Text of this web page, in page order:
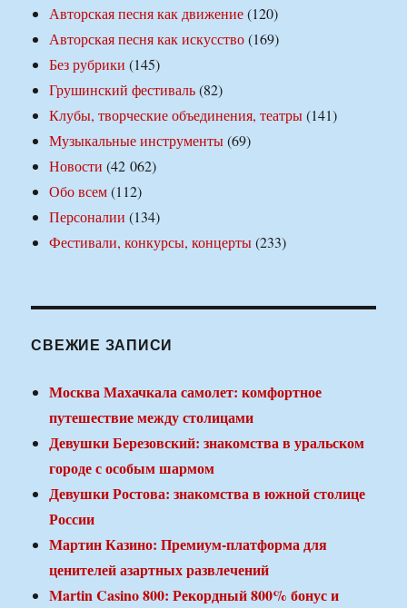
Авторская песня как движение(120)
Авторская песня как искусство(169)
Без рубрики (145)
Грушинский фестиваль(82)
Клубы, творческие объединения, театры(141)
Музыкальные инструменты(69)
Новости (42 062)
Обо всем(112)
Персоналии (134)
Фестивали, конкурсы, концерты(233)
СВЕЖИЕ ЗАПИСИ
Москва Махачкала самолет: комфортное
путешествие между столицами
Девушки Березовский: знакомства в уральском
городе с особым шармом
Девушки Ростова: знакомства в южной столице
России
Мартин Казино: Премиум-платформа для
ценителей азартных развлечений
Martin Casino 800: Рекордный 800% бонус и